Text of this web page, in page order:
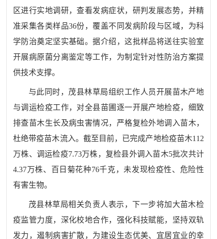
区进行实地调研，查看发病症状，研判发展态势，并精
准采集各类样品36份，覆盖不同发病阶段与区域，为科
学防治奠定坚实基础。据介绍，这批样品将送往实验室
开展病原菌分离鉴定等工作，为制定针对性防治方案提
供技术支撑。
与此同时，茂县林草局组织工作人员开展苗木产地
与调运检疫工作，对全县苗圃逐一开展产地检疫，细致
排查苗木生长及病虫害情况，严格复检外地调入苗木，
杜绝带疫苗木流入。截至目前，已完成产地检疫苗木112
万株、调运检疫7.73万株，复检县外调入苗木5批次共计
4.37万株、百日菊花种76千克，未发现检疫性、危险性
有害生物。
茂县林草局相关负责人表示，下一步将加大苗木检
疫监管力度，深化校地合作，强化科技赋能，坚持双轨
发力，遏制病害扩散，为建设生态优美、宜居宜业的幸